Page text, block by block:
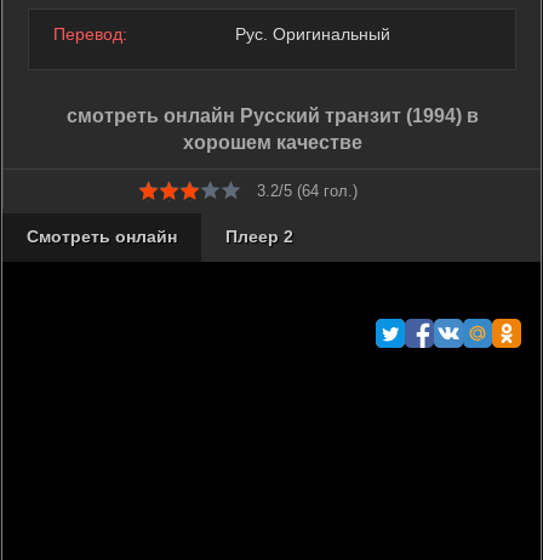
Перевод: Рус. Оригинальный
смотреть онлайн Русский транзит (1994) в
хорошем качестве
3.2/5 (64 гол.)
Смотреть онлайн Плеер 2